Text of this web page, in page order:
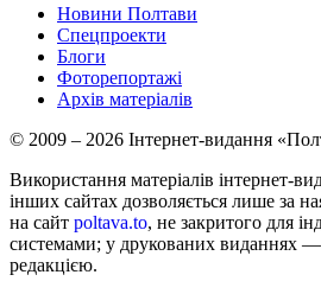
Новини Полтави
Спецпроекти
Блоги
Фоторепортажі
Архів матеріалів
© 2009 – 2026 Інтернет-видання
Використання матеріалів інтернет-
інших сайтах дозволяється лише за
на сайт poltava.to, не закритого для
системами; у друкованих виданнях
редакцією.